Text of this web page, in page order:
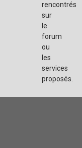
rencontrés
sur
le
forum
ou
les
services
proposés.